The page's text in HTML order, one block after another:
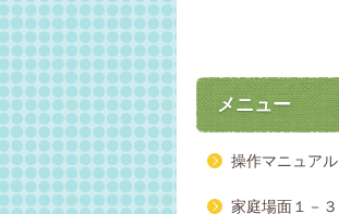
メニュー
操作マニュアル
家庭場面１－３